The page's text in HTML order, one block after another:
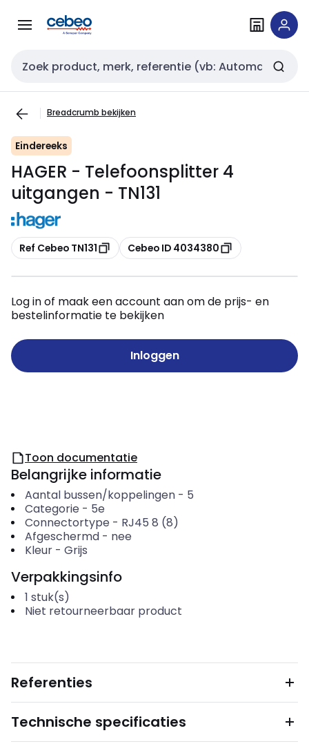
naar
naar
Zoekveld invoer
Breadcrumb bekijken
Eindereeks
HAGER - Telefoonsplitter 4
uitgangen - TN131
Kopiëren
Ref Cebeo TN131 Kopiëren
Cebeo ID 4034380
Log in of maak een account aan om de prijs- en
bestelinformatie te bekijken
Inloggen
Toon documentatie
Belangrijke informatie
Aantal bussen/koppelingen- 5
Categorie - 5e
Connectortype - RJ45 8 (8)
Afgeschermd- nee
Kleur- Grijs
Verpakkingsinfo
1 stuk(s)
Niet retourneerbaar product
Referenties
Technische specificaties